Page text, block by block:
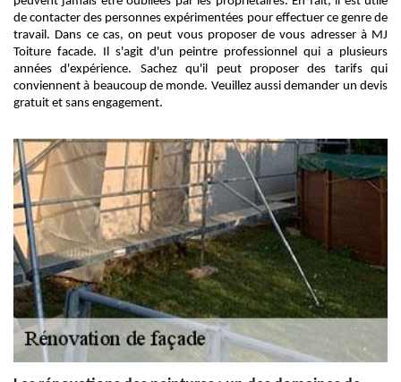
de contacter des personnes expérimentées pour effectuer ce genre de
travail. Dans ce cas, on peut vous proposer de vous adresser à MJ
Toiture facade. Il s'agit d'un peintre professionnel qui a plusieurs
années d'expérience. Sachez qu'il peut proposer des tarifs qui
conviennent à beaucoup de monde. Veuillez aussi demander un devis
gratuit et sans engagement.